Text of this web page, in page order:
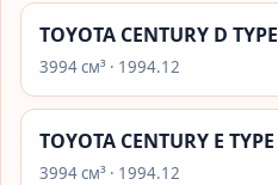
TOYOTA CENTURY D TYPE
3994 см³ · 1994.12
TOYOTA CENTURY E TYPE
3994 см³ · 1994.12